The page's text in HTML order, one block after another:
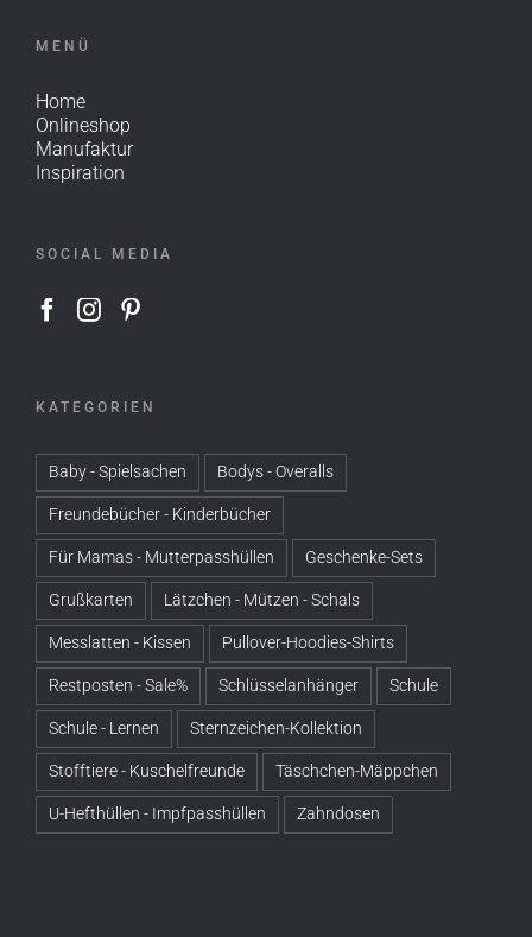
MENÜ
Home
Onlineshop
Manufaktur
Inspiration
SOCIAL MEDIA
KATEGORIEN
Baby - Spielsachen Bodys - Overalls
Freundebücher - Kinderbücher
Für Mamas - Mutterpasshüllen Geschenke-Sets
Grußkarten Lätzchen - Mützen - Schals
Messlatten - Kissen Pullover-Hoodies-Shirts
Restposten - Sale% Schlüsselanhänger Schule
Schule - Lernen Sternzeichen-Kollektion
Stofftiere - Kuschelfreunde Täschchen-Mäppchen
U-Hefthüllen - Impfpasshüllen Zahndosen